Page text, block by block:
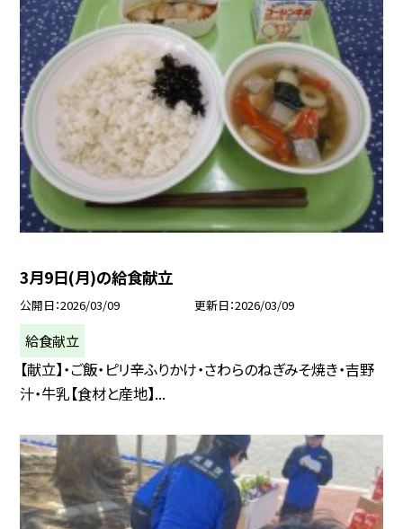
3月9日(月)の給食献立
公開日 2026/03/09 更新日 2026/03/09
給食献立
【献立】・ご飯・ピリ辛ふりかけ・さわらのねぎみそ焼き・吉野
汁・牛乳【食材と産地】...